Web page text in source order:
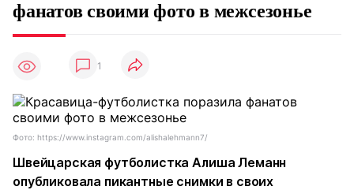
фанатов своими фото в межсезонье
1
Фото: https://www.instagram.com/alishalehmann7/
Швейцарская футболистка Алиша Леманн
опубликовала пикантные снимки в своих